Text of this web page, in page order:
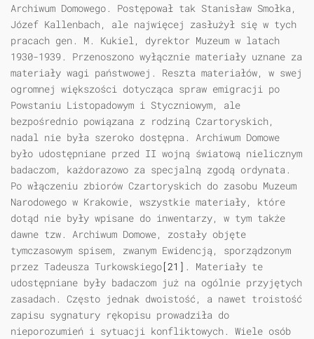
Archiwum Domowego. Postępował tak Stanisław Smołka,
Józef Kallenbach, ale najwięcej zasłużył się w tych
pracach gen. M. Kukiel, dyrektor Muzeum w latach
1930-1939. Przenoszono wyłącznie materiały uznane za
materiały wagi państwowej. Reszta materiałów, w swej
ogromnej większości dotycząca spraw emigracji po
Powstaniu Listopadowym i Styczniowym, ale
bezpośrednio powiązana z rodziną Czartoryskich,
nadal nie była szeroko dostępna. Archiwum Domowe
było udostępniane przed II wojną światową nielicznym
badaczom, każdorazowo za specjalną zgodą ordynata.
Po włączeniu zbiorów Czartoryskich do zasobu Muzeum
Narodowego w Krakowie, wszystkie materiały, które
dotąd nie były wpisane do inwentarzy, w tym także
dawne tzw. Archiwum Domowe, zostały objęte
tymczasowym spisem, zwanym Ewidencją, sporządzonym
przez Tadeusza Turkowskiego[21] . Materiały te
udostępniane były badaczom już na ogólnie przyjętych
zasadach. Często jednak dwoistość, a nawet troistość
zapisu sygnatury rękopisu prowadziła do
nieporozumień i sytuacji konfliktowych. Wiele osób